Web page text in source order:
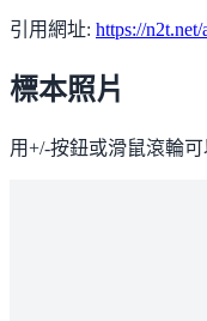
引用網址: https://
標本照片
用+/-按鈕或滑鼠滾輪